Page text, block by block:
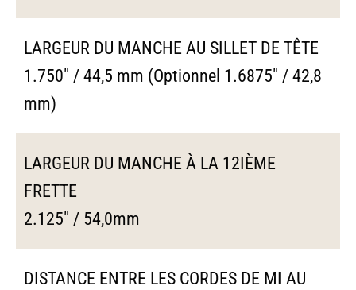
LARGEUR DU MANCHE AU SILLET DE TÊTE
1.750" / 44,5 mm (Optionnel 1.6875" / 42,8
mm)
LARGEUR DU MANCHE À LA 12IÈME
FRETTE
2.125" / 54,0mm
DISTANCE ENTRE LES CORDES DE MI AU